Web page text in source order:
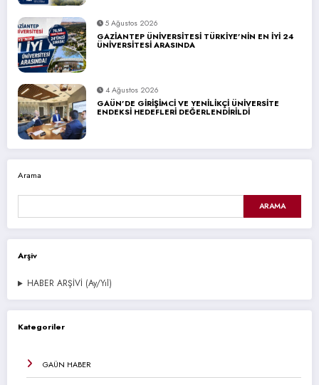
5 Ağustos 2026
GAZİANTEP ÜNİVERSİTESİ TÜRKİYE’NİN EN İYİ 24
ÜNİVERSİTESİ ARASINDA
4 Ağustos 2026
GAÜN’DE GİRİŞİMCİ VE YENİLİKÇİ ÜNİVERSİTE
ENDEKSİ HEDEFLERİ DEĞERLENDİRİLDİ
Arama
ARAMA
Arşiv
HABER ARŞİVİ (Ay/Yıl)
Kategoriler
GAÜN HABER